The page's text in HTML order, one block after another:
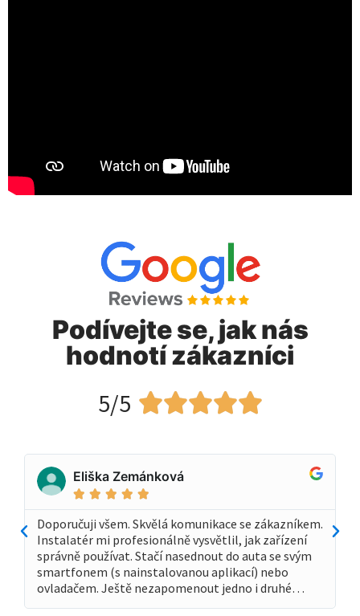
Podívejte se, jak nás
hodnotí zákazníci
5/5 
Eliška Zemánková
    
Doporučuji všem. Skvělá komunikace se zákazníkem.
Instalatér mi profesionálně vysvětlil, jak zařízení
správně používat. Stačí nasednout do auta se svým
smartfonem (s nainstalovanou aplikací) nebo
ovladačem. Ještě nezapomenout jedno i druhé…